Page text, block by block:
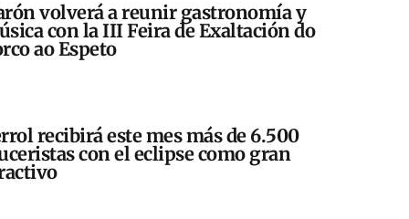
volverá a reunir gastronomía y
con la III Feira de Exaltación do
ao Espeto
recibirá este mes más de 6.500
con el eclipse como gran